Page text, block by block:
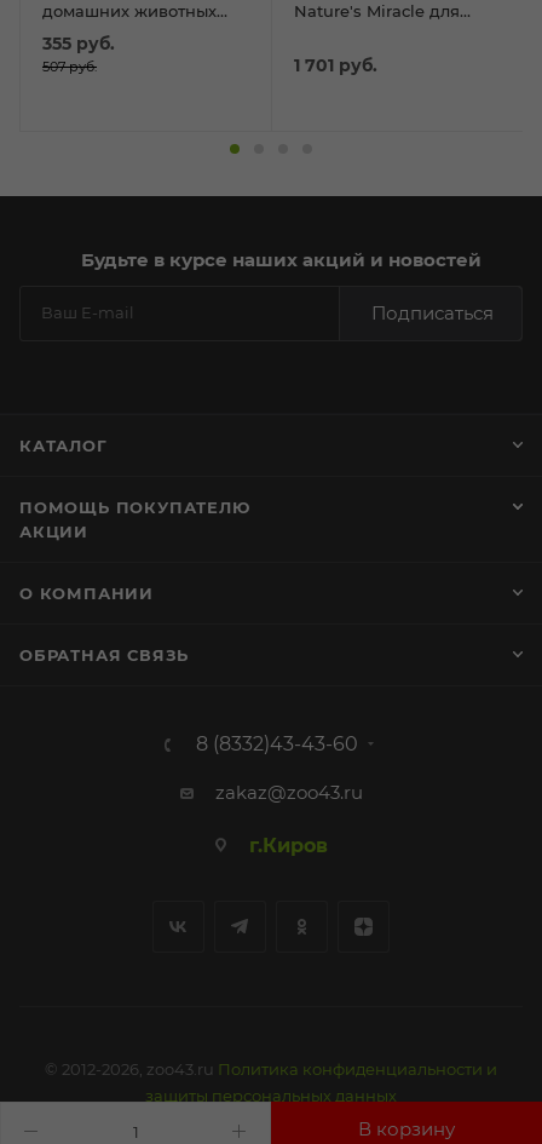
домашних животных
0,55 л
355 руб.
507руб.
Nature's Miracle для
спрей 709 мл
1 701 руб.
Будьте в курсе наших акций и новостей
Подписаться
КАТАЛОГ
ПОМОЩЬ ПОКУПАТЕЛЮ
АКЦИИ
О КОМПАНИИ
ОБРАТНАЯ СВЯЗЬ
8 (8332)43-43-60
zakaz@zoo43.ru
г.Киров
© 2012-2026, zoo43.ru Политика конфиденциальности и
защиты персональных данных